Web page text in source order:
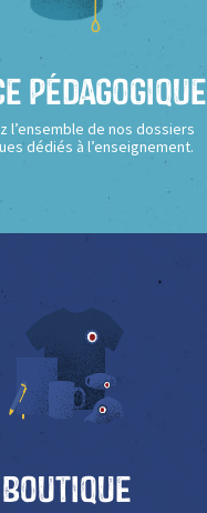
Pédagogique
l’ensemble de nos dossiers
dédiés à l’enseignement.
Boutique